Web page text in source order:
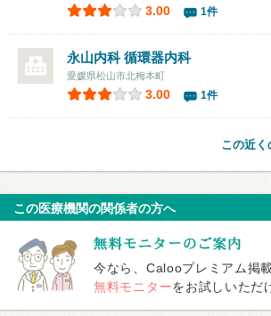
3.00 1件
永山内科 循環器内科
愛媛県松山市北梅本町
3.00 1件
この近
この医療機関の関係者の方へ
今なら、Calooプレミアム掲
無料モニターをお試しいただ